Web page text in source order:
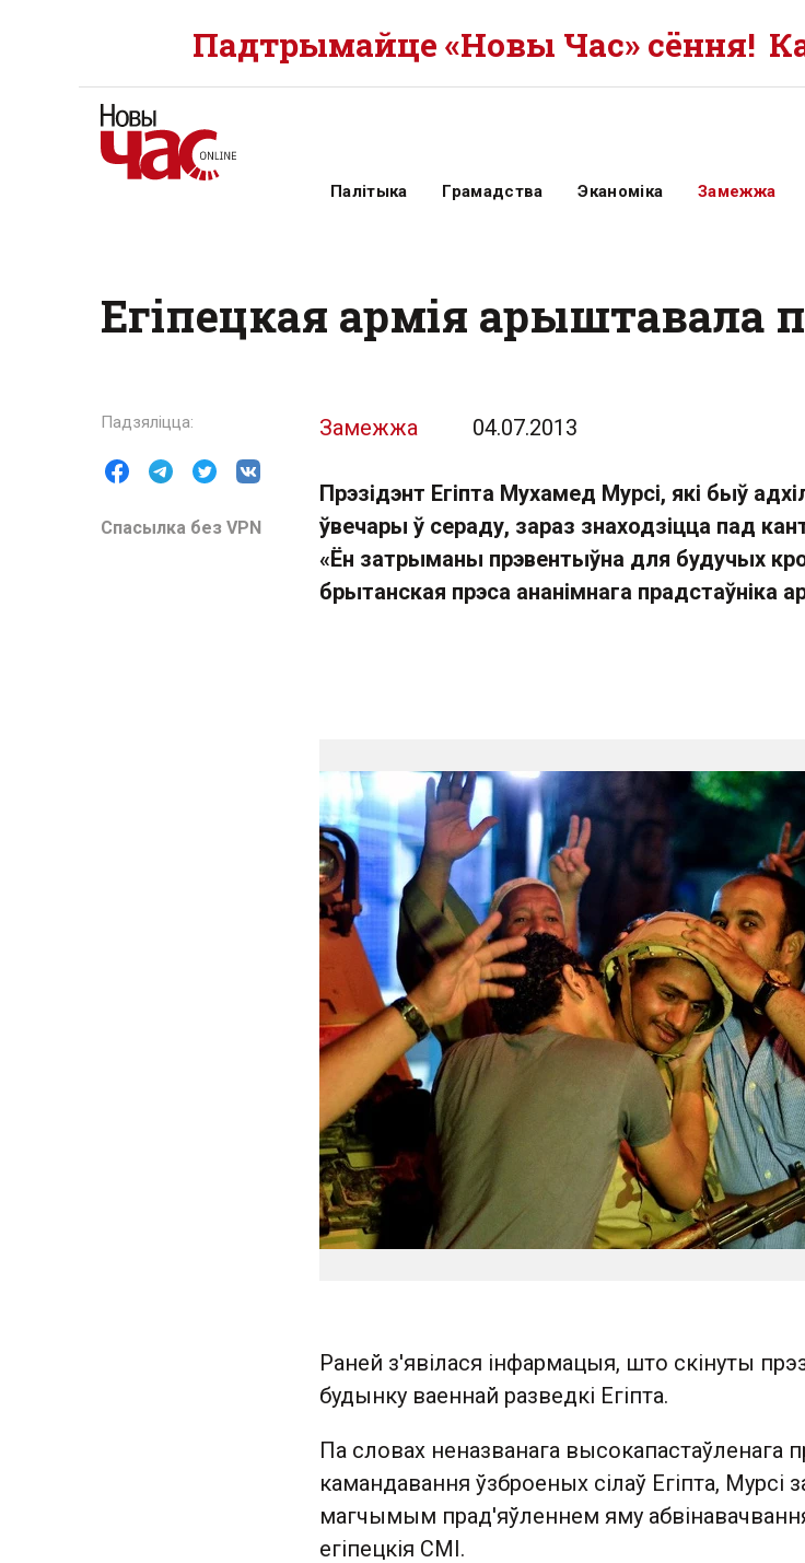
Падтрымайце «Новы Час» сёння!
Палітыка Грамадства Эканоміка Замежжа
Егіпецкая армія арыштавала
Спасылка без VPN
Замежжа 04.07.2013
Прэзідэнт Егіпта Мухамед Мурсі, які быў
ўвечары ў сераду, зараз знаходзіцца пад
«Ён затрыманы прэвентыўна для будучых
брытанская прэса ананімнага прадстаўніка
Раней з'явілася інфармацыя, што скінуты
будынку ваеннай разведкі Егіпта.
Па словах неназванага высокапастаўленага
камандавання ўзброеных сілаў Егіпта, Мурсі
магчымым прад'яўленнем яму
егіпецкія СМІ.